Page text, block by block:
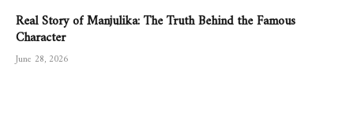
Real Story of Manjulika: The Truth Behind the Famous
Character
June 28, 2026